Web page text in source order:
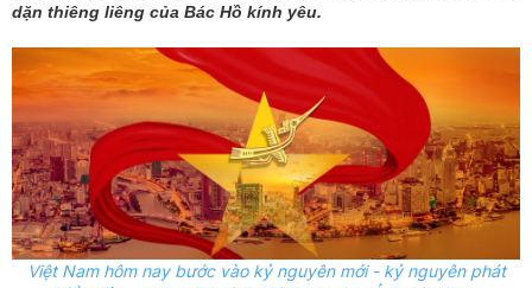
dặn thiêng liêng của Bác Hồ kính yêu.
Việt Nam hôm nay bước vào kỷ nguyên mới - kỷ nguyên phát